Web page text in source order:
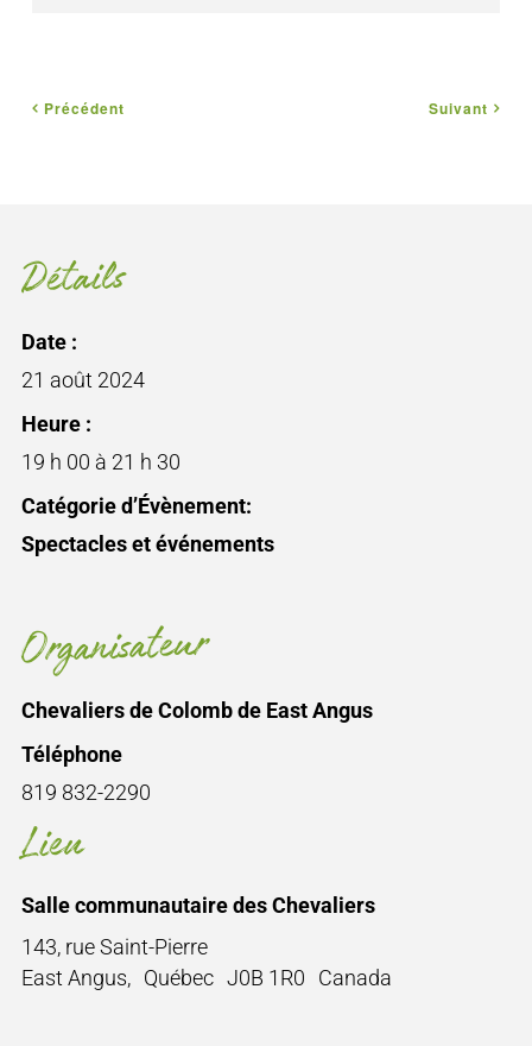
Précédent Suivant
Détails
Date :
21 août 2024
Heure :
19 h 00 à 21 h 30
Catégorie d’Évènement:
Spectacles et événements
Lieu
Salle communautaire des Chevaliers
143, rue Saint-Pierre
East Angus, Québec J0B 1R0 Canada
Organisateur
Chevaliers de Colomb de East Angus
Téléphone
819 832-2290